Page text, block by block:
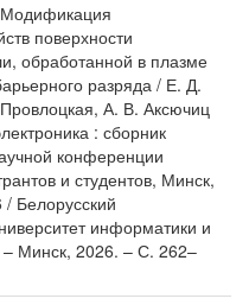
поверхности
обработанной в плазме
разряда / Е. Д.
А. В. Аксючиц
: сборник
конференции
и студентов, Минск,
Белорусский
информатики и
– Минск, 2026. – С. 262–